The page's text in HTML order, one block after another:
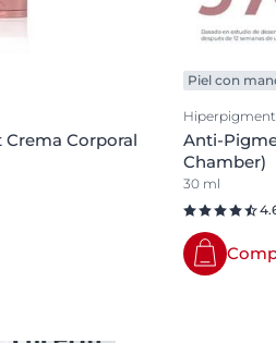
Corporal
Piel con
Anti-
Chamber)
30 ml